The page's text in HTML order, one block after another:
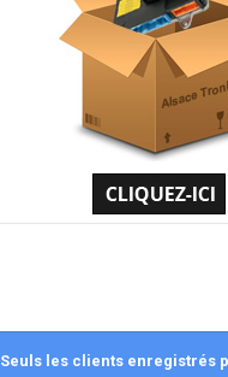
Seuls les clients enregistrés